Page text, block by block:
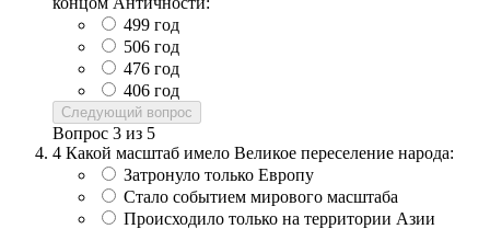
499 год
506 год
476 год
406 год
Следующий вопрос
Вопрос 3 из 5
4 Какой масштаб имело Великое переселение народа:
Затронуло только Европу
Стало событием мирового масштаба
Происходило только на территории Азии